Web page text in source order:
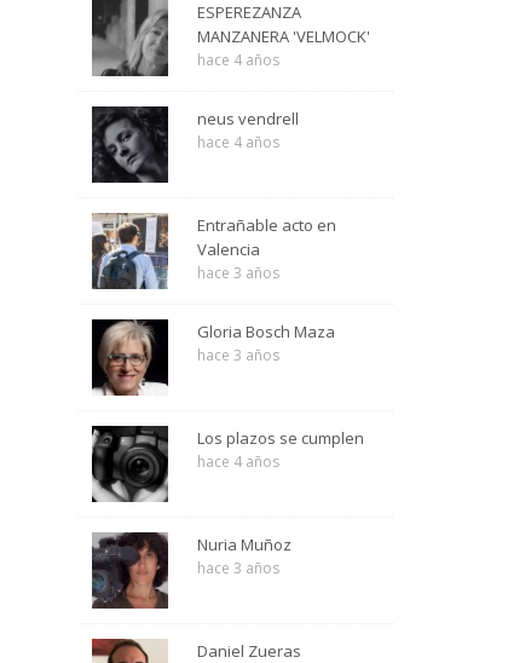
ESPEREZANZA
MANZANERA 'VELMOCK'
hace 4 años
neus vendrell
hace 4 años
Entrañable acto en
Valencia
hace 3 años
Gloria Bosch Maza
hace 3 años
Los plazos se cumplen
hace 4 años
Nuria Muñoz
hace 3 años
Daniel Zueras